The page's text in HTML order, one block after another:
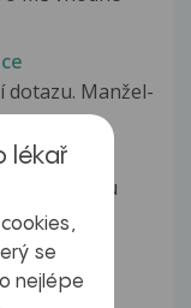
dotazu. Manžel-
dostala
lékař
se
nejlépe